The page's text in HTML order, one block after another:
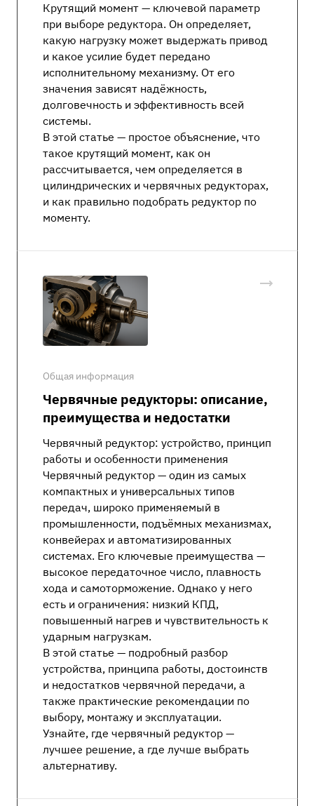
Крутящий момент — ключевой параметр
при выборе редуктора. Он определяет,
какую нагрузку может выдержать привод
и какое усилие будет передано
исполнительному механизму. От его
значения зависят надёжность,
долговечность и эффективность всей
системы.
В этой статье — простое объяснение, что
такое крутящий момент, как он
рассчитывается, чем определяется в
цилиндрических и червячных редукторах,
и как правильно подобрать редуктор по
моменту.
Общая информация
Червячные редукторы: описание,
преимущества и недостатки
Червячный редуктор: устройство, принцип
работы и особенности применения
Червячный редуктор — один из самых
компактных и универсальных типов
передач, широко применяемый в
промышленности, подъёмных механизмах,
конвейерах и автоматизированных
системах. Его ключевые преимущества —
высокое передаточное число, плавность
хода и самоторможение. Однако у него
есть и ограничения: низкий КПД,
повышенный нагрев и чувствительность к
ударным нагрузкам.
В этой статье — подробный разбор
устройства, принципа работы, достоинств
и недостатков червячной передачи, а
также практические рекомендации по
выбору, монтажу и эксплуатации.
Узнайте, где червячный редуктор —
лучшее решение, а где лучше выбрать
альтернативу.